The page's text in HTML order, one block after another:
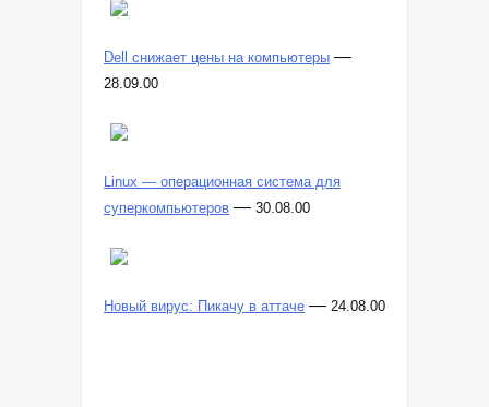
Dell снижает цены на компьютеры —
28.09.00
Linux — операционная система для
суперкомпьютеров — 30.08.00
Новый вирус: Пикачу в аттаче — 24.08.00